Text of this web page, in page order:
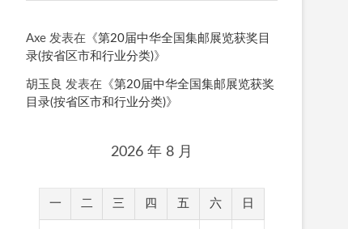
Axe 发表在《第20届中华全国集邮展览获奖目
录(按省区市和行业分类)》
胡玉良 发表在《第20届中华全国集邮展览获奖
目录(按省区市和行业分类)》
2026 年 8 月
一 二 三 四 五 六 日